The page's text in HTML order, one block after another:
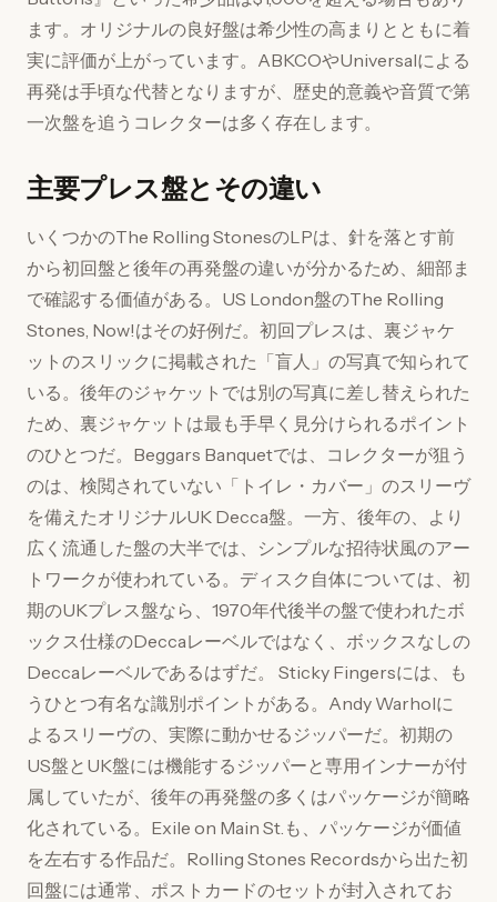
ます。オリジナルの良好盤は希少性の高まりとともに着
実に評価が上がっています。ABKCOやUniversalによる
再発は手頃な代替となりますが、歴史的意義や音質で第
一次盤を追うコレクターは多く存在します。
主要プレス盤とその違い
いくつかのThe Rolling StonesのLPは、針を落とす前
から初回盤と後年の再発盤の違いが分かるため、細部ま
で確認する価値がある。US London盤のThe Rolling
Stones, Now!はその好例だ。初回プレスは、裏ジャケ
ットのスリックに掲載された「盲人」の写真で知られて
いる。後年のジャケットでは別の写真に差し替えられた
ため、裏ジャケットは最も手早く見分けられるポイント
のひとつだ。Beggars Banquetでは、コレクターが狙う
のは、検閲されていない「トイレ・カバー」のスリーヴ
を備えたオリジナルUK Decca盤。一方、後年の、より
広く流通した盤の大半では、シンプルな招待状風のアー
トワークが使われている。ディスク自体については、初
期のUKプレス盤なら、1970年代後半の盤で使われたボ
ックス仕様のDeccaレーベルではなく、ボックスなしの
Deccaレーベルであるはずだ。 Sticky Fingersには、も
うひとつ有名な識別ポイントがある。Andy Warholに
よるスリーヴの、実際に動かせるジッパーだ。初期の
US盤とUK盤には機能するジッパーと専用インナーが付
属していたが、後年の再発盤の多くはパッケージが簡略
化されている。Exile on Main St.も、パッケージが価値
を左右する作品だ。Rolling Stones Recordsから出た初
回盤には通常、ポストカードのセットが封入されてお